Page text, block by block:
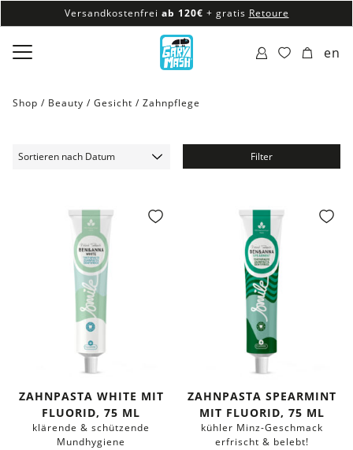
Versandkostenfrei ab 120€ + gratis Retoure
100% veganes & fair produziertes Sortiment
Versandkostenfrei ab 120€
en
Shop / Beauty / Gesicht / Zahnpflege
Filter
ZAHNPASTA WHITE MIT
FLUORID, 75 ML
klärende & schützende
Mundhygiene
ZAHNPASTA SPEARMINT
MIT FLUORID, 75 ML
kühler Minz-Geschmack
erfrischt & belebt!